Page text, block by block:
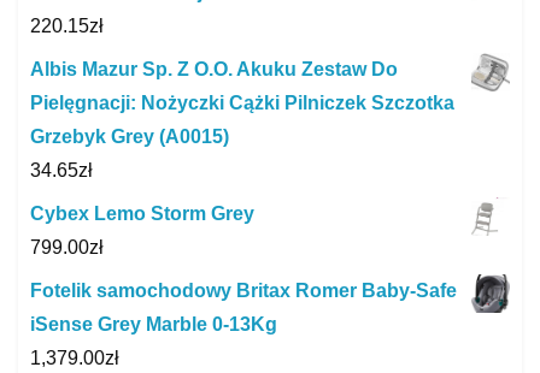
220.15zł
Albis Mazur Sp. Z O.O. Akuku Zestaw Do
Pielęgnacji: Nożyczki Cążki Pilniczek Szczotka
Grzebyk Grey (A0015)
34.65zł
Cybex Lemo Storm Grey
799.00zł
Fotelik samochodowy Britax Romer Baby-Safe
iSense Grey Marble 0-13Kg
1,379.00zł